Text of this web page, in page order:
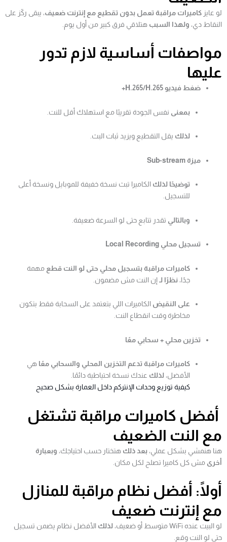
لو عايز كاميرات مراقبة تعمل بدون تقطيع مع إنترنت ضعيف، يبقى ركّز على
النقاط دي، ولهذا السبب هتلاقي فرق كبير من أول يوم.
مواصفات أساسية لازم تدور
عليها
ضغط فيديو H.265/H.265+
بمعنى نفس الجودة تقريبًا مع استهلاك أقل للنت.
لذلك يقل التقطيع ويزيد ثبات البث.
ميزة Sub-stream
توضيحًا لذلك الكاميرا تبث نسخة خفيفة للموبايل ونسخة أعلى
للتسجيل.
وبالتالي تقدر تتابع حتى لو السرعة ضعيفة.
تسجيل محلي Local Recording
كاميرات مراقبة بتسجيل محلي حتى لو النت قطع مهمة
جدًا، نظرًا لـ إن النت مش مضمون.
على النقيض الكاميرات اللي بتعتمد على السحابة فقط بتكون
مخاطرة وقت انقطاع النت.
تخزين محلي + سحابي معًا
كاميرات مراقبة تدعم التخزين المحلي والسحابي معًا هي
الأفضل، لذلك عندك نسخة احتياطية دائمًا.
كيفية توزيع وحدات الإنتركم داخل العمارة بشكل صحيح
أفضل كاميرات مراقبة تشتغل
مع النت الضعيف
هنا هنمشي بشكل عملي، بعد ذلك هتختار حسب احتياجك، وبعبارة
أخرى مش كل كاميرا تصلح لكل مكان.
أولًا: أفضل نظام مراقبة للمنازل
مع إنترنت ضعيف
لو البيت عنده WiFi متوسط أو ضعيف، لذلك الأفضل نظام يضمن تسجيل
حتى لو النت وقع.